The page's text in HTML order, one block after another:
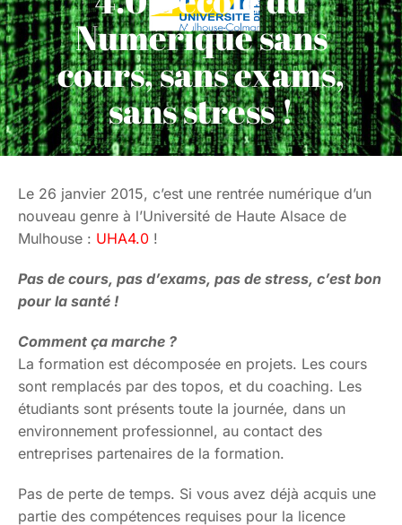
Numérique sans
cours, sans exams,
sans stress !
Le 26 janvier 2015, c’est une rentrée numérique d’un
nouveau genre à l’Université de Haute Alsace de
Mulhouse : UHA4.0 !
Pas de cours, pas d’exams, pas de stress, c’est bon
pour la santé !
Comment ça marche ?
La formation est décomposée en projets. Les cours
sont remplacés par des topos, et du coaching. Les
étudiants sont présents toute la journée, dans un
environnement professionnel, au contact des
entreprises partenaires de la formation.
Pas de perte de temps. Si vous avez déjà acquis une
partie des compétences requises pour la licence